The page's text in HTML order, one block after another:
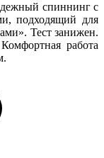
спиннинг с
подходящий для
Тест занижен.
работа